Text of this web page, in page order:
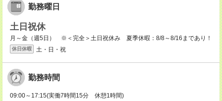
勤務曜日
土日祝休
月～金（週5日） ※＜完全＞土日祝休み 夏季休暇：8/8～8/16まであり！
休日休暇 土・日・祝
勤務時間
09:00～17:15(実働7時間15分 休憩1時間)